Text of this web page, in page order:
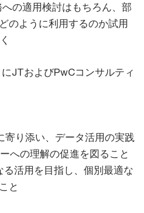
の適用検討はもちろん、部
のように利用するのか試用
JTおよびPwCコンサルティ
寄り添い、データ活用の実践
への理解の促進を図ること
る活用を目指し、個別最適な
と